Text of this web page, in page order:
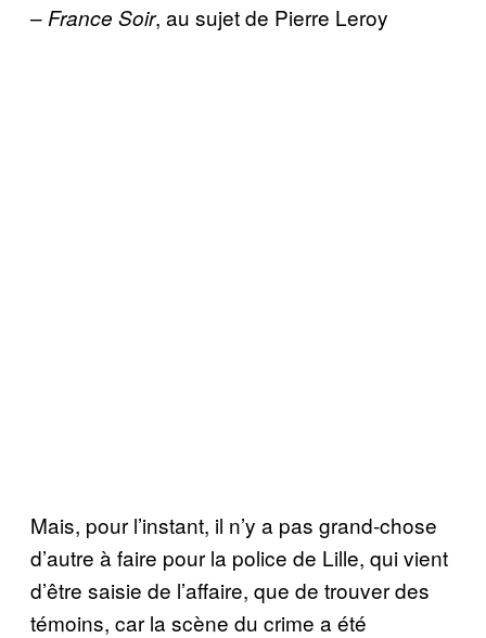
– France Soir, au sujet de Pierre Leroy
Mais, pour l’instant, il n’y a pas grand-chose
d’autre à faire pour la police de Lille, qui vient
d’être saisie de l’affaire, que de trouver des
témoins, car la scène du crime a été